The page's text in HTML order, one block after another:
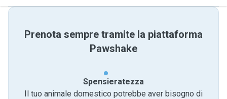
Prenota sempre tramite la piattaforma
Pawshake
Spensieratezza
Il tuo animale domestico potrebbe aver bisogno di